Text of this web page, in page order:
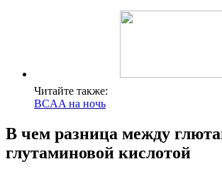
Читайте также:
BCAA на ночь
В чем разница между
глутаминовой кислотой